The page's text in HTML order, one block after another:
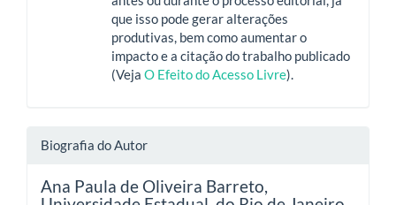
que isso pode gerar alterações
produtivas, bem como aumentar o
impacto e a citação do trabalho publicado
(Veja O Efeito do Acesso Livre).
Biografia do Autor
Ana Paula de Oliveira Barreto,